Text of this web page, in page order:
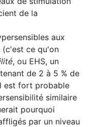
de la
aux
(c'est ce qu'on
, ou EHS, un
de 2 à 5 % de
est fort probable
similaire
pourquoi
par un niveau